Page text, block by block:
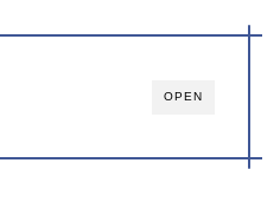
OPEN